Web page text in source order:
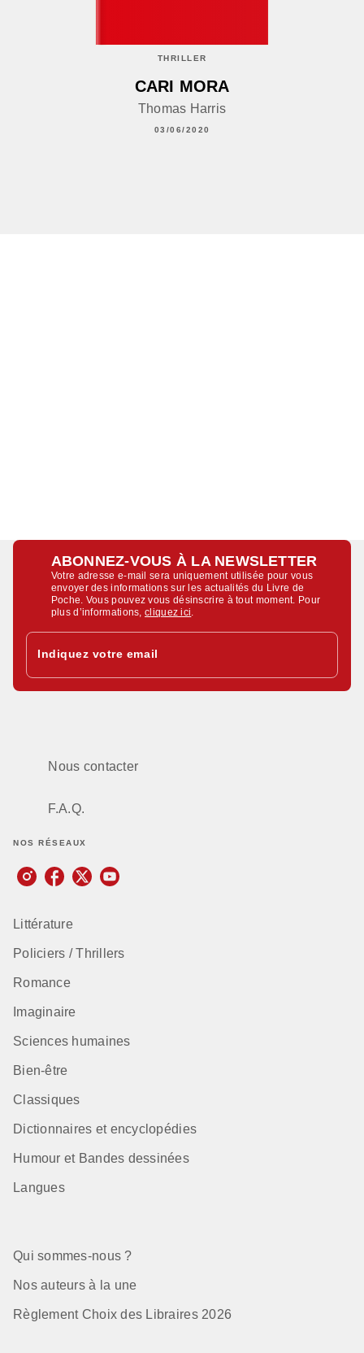
THRILLER
CARI MORA
Thomas Harris
03/06/2020
ABONNEZ-VOUS À LA NEWSLETTER
Votre adresse e-mail sera uniquement utilisée pour vous
envoyer des informations sur les actualités du Livre de
Poche. Vous pouvez vous désinscrire à tout moment. Pour
plus d’informations,cliquez ici
Indiquez votre email
Nous contacter
F.A.Q.
NOS RÉSEAUX
Littérature
Policiers / Thrillers
Romance
Imaginaire
Sciences humaines
Bien-être
Classiques
Dictionnaires et encyclopédies
Humour et Bandes dessinées
Langues
Qui sommes-nous ?
Nos auteurs à la une
Règlement Choix des Libraires 2026